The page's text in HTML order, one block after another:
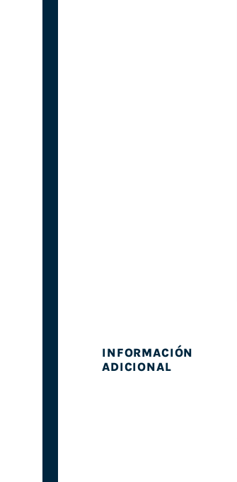
INFORMACIÓN
ADICIONAL